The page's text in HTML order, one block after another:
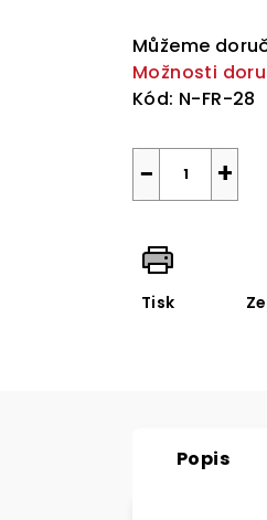
cena:
Můžeme
Možnosti
Kód: N-FR-28
+
−
Tisk
Popis